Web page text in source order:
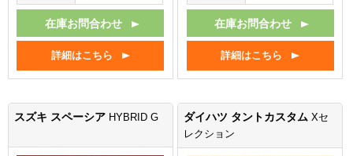
在庫お問合わせ
詳細はこちら
在庫お問合わせ
詳細はこちら
スズキ スペーシア HYBRID G ダイハツ タントカスタムXセ
レクション